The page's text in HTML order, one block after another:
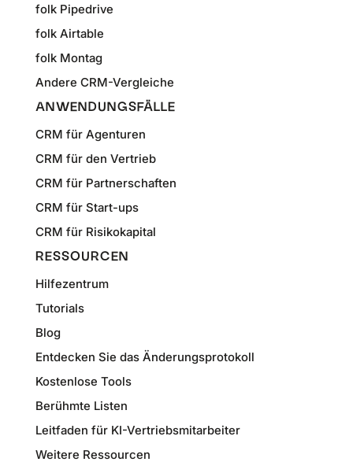
folk Pipedrive
folk Airtable
folk Montag
Andere CRM-Vergleiche
ANWENDUNGSFÄLLE
CRM für Agenturen
CRM für den Vertrieb
CRM für Partnerschaften
CRM für Start-ups
CRM für Risikokapital
RESSOURCEN
Hilfezentrum
Tutorials
Blog
Entdecken Sie das Änderungsprotokoll
Kostenlose Tools
Berühmte Listen
Leitfaden für KI-Vertriebsmitarbeiter
Weitere Ressourcen